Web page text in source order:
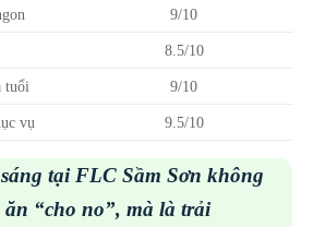
9/10
8.5/10
tuổi 9/10
vụ 9.5/10
tại FLC Sầm Sơn không
“cho no”, mà là trải